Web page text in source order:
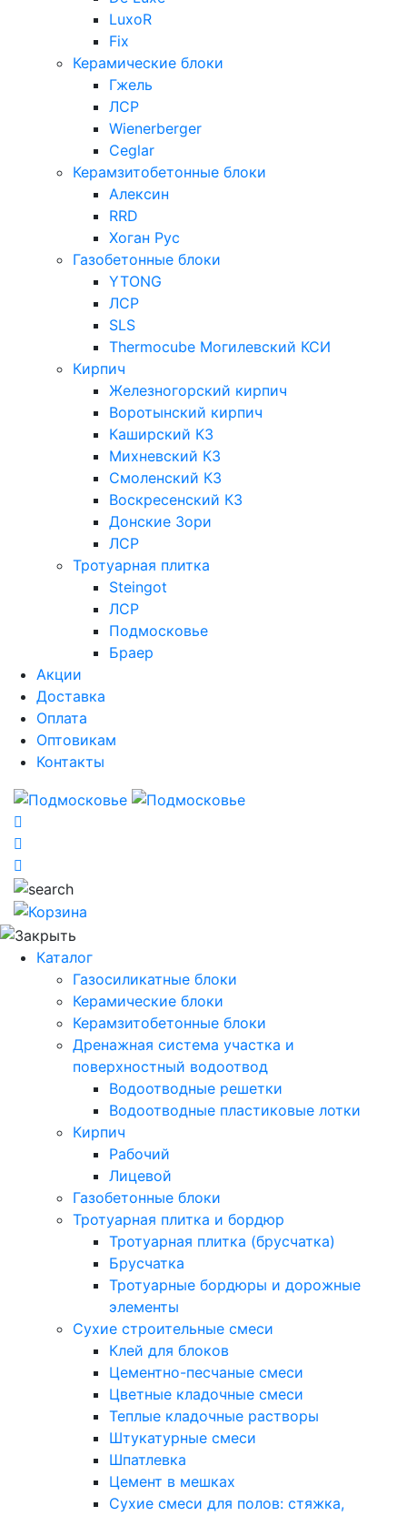
LuxoR
Fix
Керамические блоки
Гжель
ЛСР
Wienerberger
Ceglar
Керамзитобетонные блоки
Алексин
RRD
Хоган Рус
Газобетонные блоки
YTONG
ЛСР
SLS
Thermocube Могилевский КСИ
Кирпич
Железногорский кирпич
Воротынский кирпич
Каширский КЗ
Михневский КЗ
Смоленский КЗ
Воскресенский КЗ
Донские Зори
ЛСР
Тротуарная плитка
Steingot
ЛСР
Подмосковье
Браер
Акции
Доставка
Оплата
Оптовикам
Контакты
Каталог
Газосиликатные блоки
Керамические блоки
Керамзитобетонные блоки
Дренажная система участка и
поверхностный водоотвод
Водоотводные решетки
Водоотводные пластиковые лотки
Кирпич
Рабочий
Лицевой
Газобетонные блоки
Тротуарная плитка и бордюр
Тротуарная плитка (брусчатка)
Брусчатка
Тротуарные бордюры и дорожные
элементы
Сухие строительные смеси
Клей для блоков
Цементно-песчаные смеси
Цветные кладочные смеси
Теплые кладочные растворы
Штукатурные смеси
Шпатлевка
Цемент в мешках
Сухие смеси для полов: стяжка,